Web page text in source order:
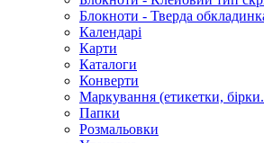
Блокноти - Тверда
Календарі
Карти
Каталоги
Конверти
Маркування (етикетки,
Папки
Розмальовки